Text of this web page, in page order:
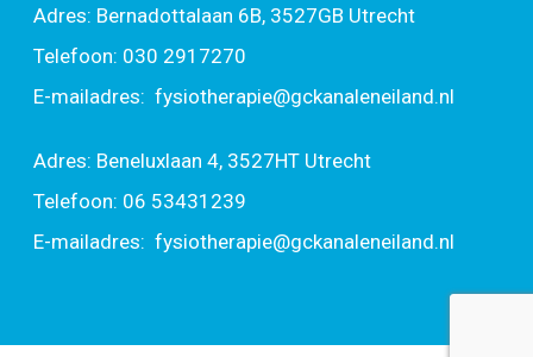
Adres: Bernadottalaan 6B, 3527GB Utrecht
Telefoon: 030 2917270
E-mailadres:fysiotherapie@gckanaleneiland.nl
Adres: Beneluxlaan 4, 3527HT Utrecht
Telefoon: 06 53431239
E-mailadres:fysiotherapie@gckanaleneiland.nl